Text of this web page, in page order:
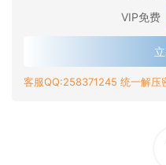
VIP免费
客服QQ:258371245 统一解